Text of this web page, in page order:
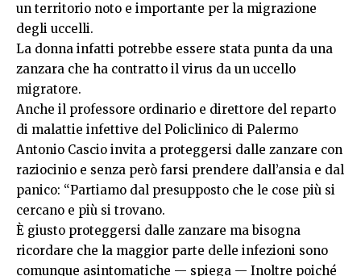
un territorio noto e importante per la migrazione
degli uccelli.
La donna infatti potrebbe essere stata punta da una
zanzara che ha contratto il virus da un uccello
migratore.
Anche il professore ordinario e direttore del reparto
di malattie infettive del Policlinico di Palermo
Antonio Cascio invita a proteggersi dalle zanzare con
raziocinio e senza però farsi prendere dall’ansia e dal
panico: “Partiamo dal presupposto che le cose più si
cercano e più si trovano.
È giusto proteggersi dalle zanzare ma bisogna
ricordare che la maggior parte delle infezioni sono
comunque asintomatiche — spiega — Inoltre poiché